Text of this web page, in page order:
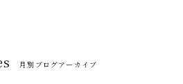
月別ブログアーカイブ